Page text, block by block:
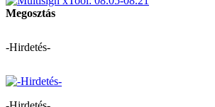
Megosztás
-Hirdetés-